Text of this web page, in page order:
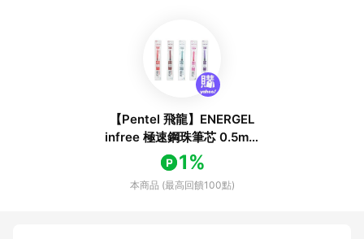
【Pentel 飛龍】ENERGEL
infree 極速鋼珠筆芯 0.5mm
5色 10支/盒 XLRN5TL
1%
本商品 (最高回饋100點)